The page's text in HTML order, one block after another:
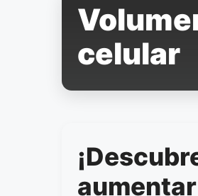
celular